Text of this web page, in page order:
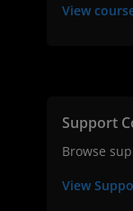
View
Support
Browse
View